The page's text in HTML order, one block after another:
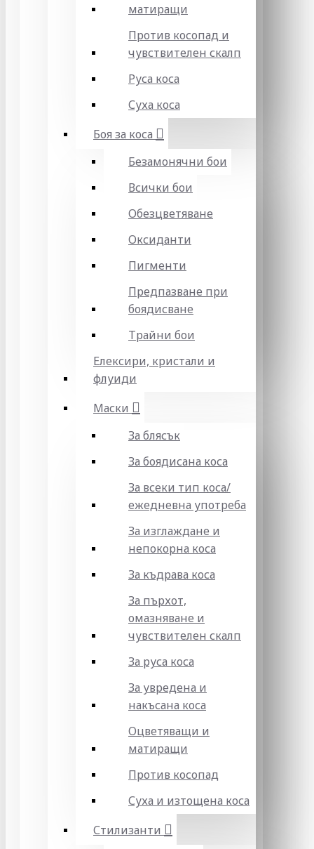
матиращи
Против косопад и
чувствителен скалп
Руса коса
Суха коса
Боя за коса
Безамонячни бои
Всички бои
Обезцветяване
Оксиданти
Пигменти
Предпазване при
боядисване
Трайни бои
Елексири, кристали и
флуиди
Маски
За блясък
За боядисана коса
За всеки тип коса/
ежедневна употреба
За изглаждане и
непокорна коса
За къдрава коса
За пърхот,
омазняване и
чувствителен скалп
За руса коса
За увредена и
накъсана коса
Оцветяващи и
матиращи
Против косопад
Суха и изтощена коса
Стилизанти